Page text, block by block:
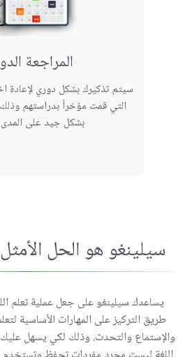
المراجعة
سيتم تذكيرك بشكل دوري لإعادة
التي قمت مؤخراً بدراستهم
بشكل جيد على المدى
سيلينغو هو الحل
يساعدك سيلينغو على جعل عملية تعلم
طريق التركيز على المهارات الأساسية
والإستماع والتحدث، وذلك لكي يسهل عليك
اللغة ليست مجرد مفردات تحفظ وتستخدم